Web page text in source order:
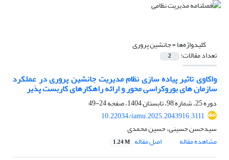
کلیدواژه‌ها =جانشین پروری
تعداد مقالات: 2
واکاوی تاثیر پیاده سازی نظام مدیریت جانشین پروری در عملکرد
سازمان های بوروکراسی محور و ارائه راهکارهای کاربست پذیر
دوره 25، شماره 98، تابستان 1404، صفحه
24-49
10.22034/iamu.2025.2043916.3111
سیدحسن حسینی، حسین محمدی
مشاهده مقاله
اصل مقاله 1.24 M